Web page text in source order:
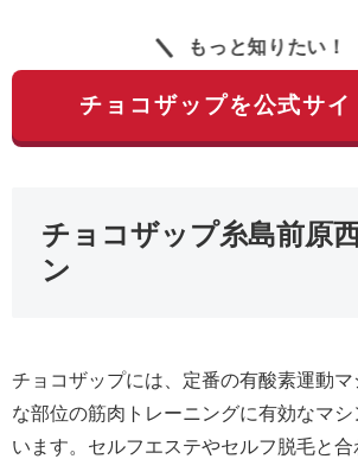
もっと知りたい！
チョコザップを公式サイ
チョコザップ糸島前原
ン
チョコザップには、定番の有酸素運動マ
な部位の筋肉トレーニングに有効なマ
います。セルフエステやセルフ脱毛と